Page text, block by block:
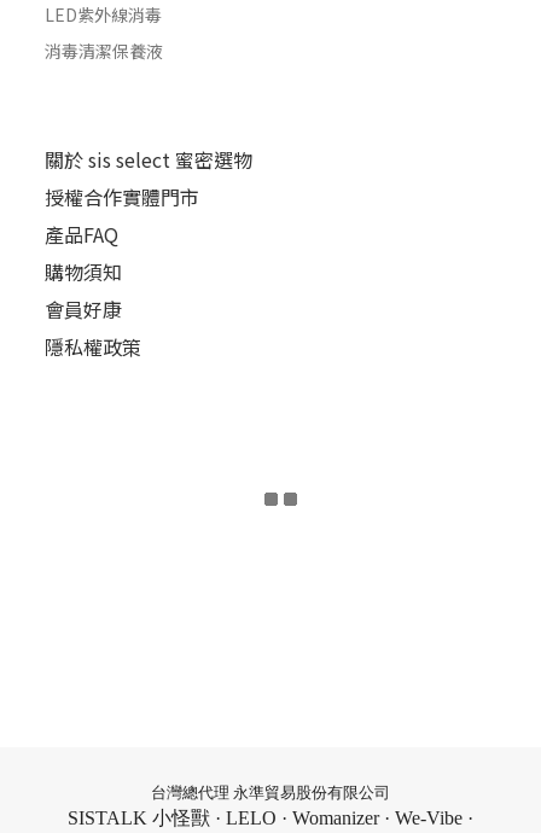
LED紫外線消毒
消毒清潔保養液
關於 sis select 蜜密選物
授權合作實體門市
產品FAQ
購物須知
會員好康
隱私權政策
台灣總代理 永準貿易股份有限公司
SISTALK 小怪獸 · LELO · Womanizer · We-Vibe ·